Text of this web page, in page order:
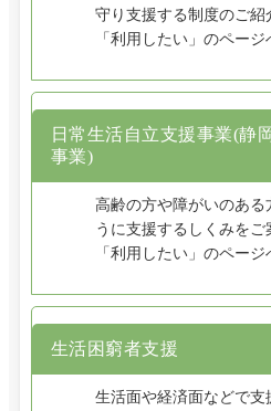
守り支援する制度のご紹
「利用したい」のペー
日常生活自立支援事業(静
事業)
高齢の方や障がいのある
うに支援するしくみをご
「利用したい」のペー
生活困窮者支援
生活面や経済面などで支